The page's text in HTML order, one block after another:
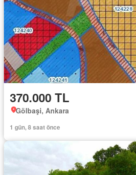
370.000 TL
Gölbaşi, Ankara
1 gün, 8 saat önce